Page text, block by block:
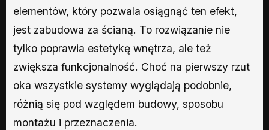
elementów, który pozwala osiągnąć ten efekt,
jest zabudowa za ścianą. To rozwiązanie nie
tylko poprawia estetykę wnętrza, ale też
zwiększa funkcjonalność. Choć na pierwszy rzut
oka wszystkie systemy wyglądają podobnie,
różnią się pod względem budowy, sposobu
montażu i przeznaczenia.